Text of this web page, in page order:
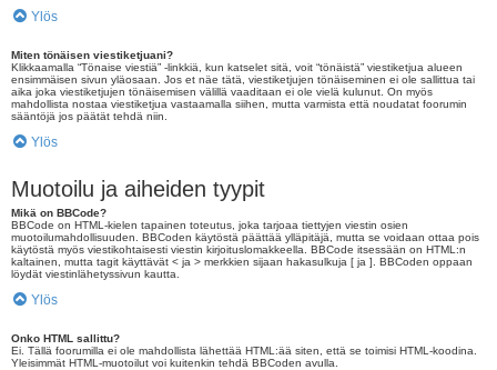
Ylös
Miten tönäisen viestiketjuani?
Klikkaamalla “Tönaise viestiä” -linkkiä, kun katselet sitä, voit “tönäistä” viestiketjua alueen
ensimmäisen sivun yläosaan. Jos et näe tätä, viestiketjujen tönäiseminen ei ole sallittua tai
aika joka viestiketjujen tönäisemisen välillä vaaditaan ei ole vielä kulunut. On myös
mahdollista nostaa viestiketjua vastaamalla siihen, mutta varmista että noudatat foorumin
sääntöjä jos päätät tehdä niin.
Ylös
Muotoilu ja aiheiden tyypit
Mikä on BBCode?
BBCode on HTML-kielen tapainen toteutus, joka tarjoaa tiettyjen viestin osien
muotoilumahdollisuuden. BBCoden käytöstä päättää ylläpitäjä, mutta se voidaan ottaa pois
käytöstä myös viestikohtaisesti viestin kirjoituslomakkeella. BBCode itsessään on HTML:n
kaltainen, mutta tagit käyttävät < ja > merkkien sijaan hakasulkuja [ ja ]. BBCoden oppaan
löydät viestinlähetyssivun kautta.
Ylös
Onko HTML sallittu?
Ei. Tällä foorumilla ei ole mahdollista lähettää HTML:ää siten, että se toimisi HTML-koodina.
Yleisimmät HTML-muotoilut voi kuitenkin tehdä BBCoden avulla.